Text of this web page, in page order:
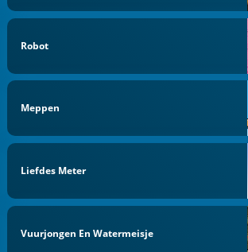
Robot
Meppen
Liefdes Meter
Vuurjongen En Watermeisje